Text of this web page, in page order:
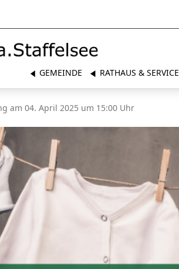
GEMEINDE RATHAUS & SERVICE
am 04. April 2025 um 15:00 Uhr